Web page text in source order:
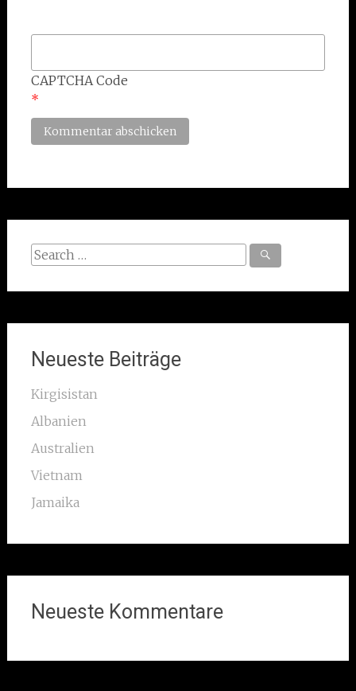
CAPTCHA Code
*
Search
Neueste Beiträge
Kirgisistan
Albanien
Australien
Vietnam
Jamaika
Neueste Kommentare